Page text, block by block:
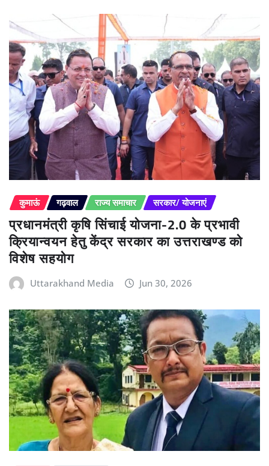
कुमाऊं गढ़वाल राज्य समाचार सरकार/ योजनाएं
प्रधानमंत्री कृषि सिंचाई योजना-2.0 के प्रभावी
क्रियान्वयन हेतु केंद्र सरकार का उत्तराखण्ड को
विशेष सहयोग
Uttarakhand Media Jun 30, 2026